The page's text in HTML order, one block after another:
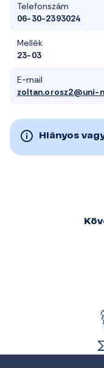
Telefonszám
06-30-2393024
Mellék
23-03
E-mail
zoltan.orosz2@uni-
Hiányos